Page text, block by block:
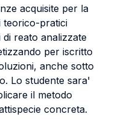
acquisite per la
teorico-pratici
reato analizzate
per iscritto
anche sotto
Lo studente sara'
il metodo
concreta.